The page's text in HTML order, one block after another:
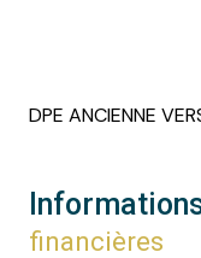
DPE ANCIENNE
financières